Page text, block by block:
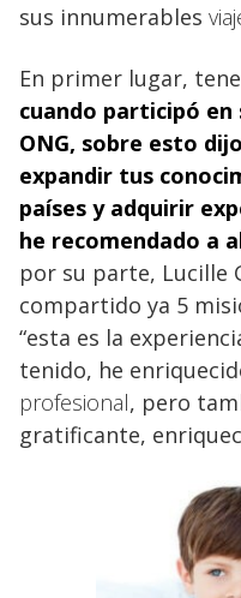
sus innumerables
En primer lugar,
cuando participó en
ONG, sobre esto
expandir tus
países y adquirir
he recomendado a
por su parte, Lucille
compartido ya 5
“esta es la
tenido, he
profesional, pero
gratificante,